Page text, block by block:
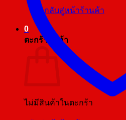
กลับสู่หน้าร้านค้า
0
ตะกร้าสินค้า
ไม่มีสินค้าในตะกร้า